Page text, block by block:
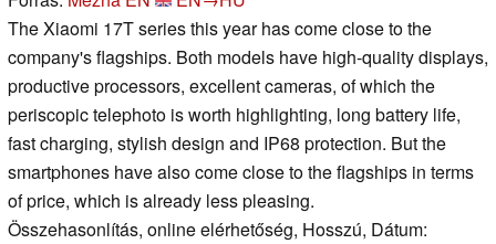
The Xiaomi 17T series this year has come close to the
company's flagships. Both models have high-quality displays,
productive processors, excellent cameras, of which the
periscopic telephoto is worth highlighting, long battery life,
fast charging, stylish design and IP68 protection. But the
smartphones have also come close to the flagships in terms
of price, which is already less pleasing.
Összehasonlítás, online elérhetőség, Hosszú, Dátum: